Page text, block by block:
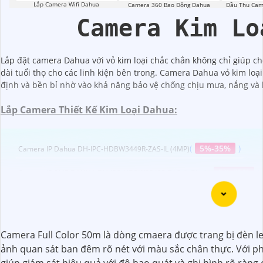
Lắp Camera Wifi Dahua Camera 360 Bao Động Dahua Đầu Thu
Camera Kim
Lắp đặt camera Dahua với vỏ kim loại chắc chắn không chỉ giúp
dài tuổi thọ cho các linh kiện bên trong. Camera Dahua vỏ kim
định và bền bỉ nhờ vào khả năng bảo vệ chống chịu mưa, nắng
Lắp Camera Thiết Kế Kim Loại Dahua:
Camera IP Dahua DH-IPC-HDBW3449R-ZAS-IL (4MP)( 5%-35% )
DH-IPC-HDBW3649RP-ZAS-IL Camera IP POE ( 5%-35% )
Camera Full Color 50m là dòng cmaera được trang bị đèn
ảnh quan sát ban đêm rõ nét với màu sắc chân thực. Với